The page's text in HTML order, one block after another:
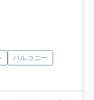
バルコニー